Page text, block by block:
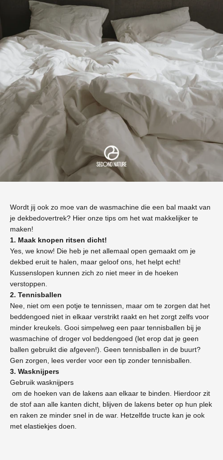
Wordt jij ook zo moe van de wasmachine die een bal maakt van
je dekbedovertrek? Hier onze tips om het wat makkelijker te
maken!
1. Maak knopen ritsen dicht!
Yes, we know! Die heb je net allemaal open gemaakt om je
dekbed eruit te halen, maar geloof ons, het helpt echt!
Kussenslopen kunnen zich zo niet meer in de hoeken
verstoppen.
2. Tennisballen
Nee, niet om een potje te tennissen, maar om te zorgen dat het
beddengoed niet in elkaar verstrikt raakt en het zorgt zelfs voor
minder kreukels. Gooi simpelweg een paar tennisballen bij je
wasmachine of droger vol beddengoed (let erop dat je geen
ballen gebruikt die afgeven!). Geen tennisballen in de buurt?
Gen zorgen, lees verder voor een tip zonder tennisballen.
3. Wasknijpers
Gebruik wasknijpers
om de hoeken van de lakens aan elkaar te binden. Hierdoor zit
de stof aan alle kanten dicht, blijven de lakens beter op hun plek
en raken ze minder snel in de war. Hetzelfde tructe kan je ook
met elastiekjes doen.